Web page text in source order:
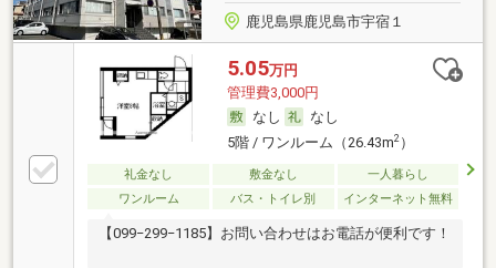
鹿児島県鹿児島市宇宿１
5.05万円
管理費3,000円
なし
なし
5階 / ワンルーム（26.43m2）
礼金なし 敷金なし
一人暮らし
ワンルーム
バス・トイレ別 インターネット無料
【099−299−1185】お問い合わせはお電話が便利です！